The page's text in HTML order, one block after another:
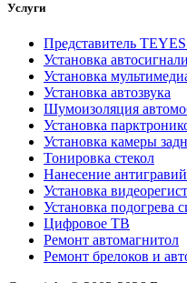
Услуги
Представитель
Установка
Установка
Установка автозвука
Шумоизоляция
Установка
Установка камеры
Тонировка стекол
Нанесение
Установка
Установка подогрева
Цифровое ТВ
Ремонт автомагнитол
Ремонт брелоков и